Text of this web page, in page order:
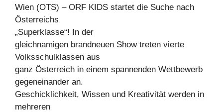
Wien (OTS) – ORF KIDS startet die Suche nach
Österreichs
„Superklasse“! In der
gleichnamigen brandneuen Show treten vierte
Volksschulklassen aus
ganz Österreich in einem spannenden Wettbewerb
gegeneinander an.
Geschicklichkeit, Wissen und Kreativität werden in
mehreren